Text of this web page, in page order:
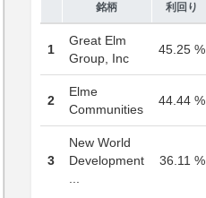
銘柄 利回り
1
Great Elm
Group, Inc
45.25 %
2
Elme
Communities
44.44 %
3
New World
Development
36.11 %